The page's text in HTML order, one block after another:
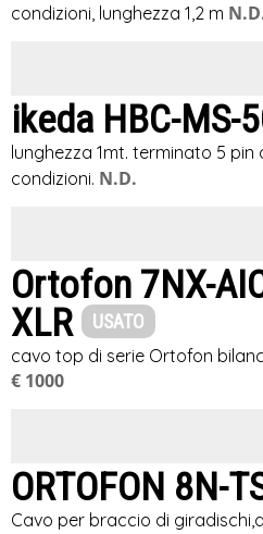
condizioni, lunghezza 1,2 m
ikeda HBC-MS-
lunghezza 1mt. terminato 5 pin
condizioni. N.D.
Ortofon 7NX-
XLR
USATO
cavo top di serie Ortofon
€ 1000
ORTOFON 8N-
Cavo per braccio di